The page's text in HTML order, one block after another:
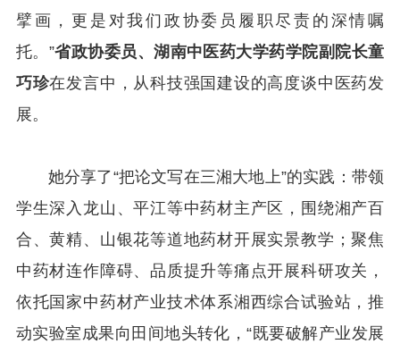
擘画，更是对我们政协委员履职尽责的深情嘱
托。”省政协委员、湖南中医药大学药学院副院长童
巧珍在发言中，从科技强国建设的高度谈中医药发
展。
她分享了“把论文写在三湘大地上”的实践：带领
学生深入龙山、平江等中药材主产区，围绕湘产百
合、黄精、山银花等道地药材开展实景教学；聚焦
中药材连作障碍、品质提升等痛点开展科研攻关，
依托国家中药材产业技术体系湘西综合试验站，推
动实验室成果向田间地头转化，“既要破解产业发展